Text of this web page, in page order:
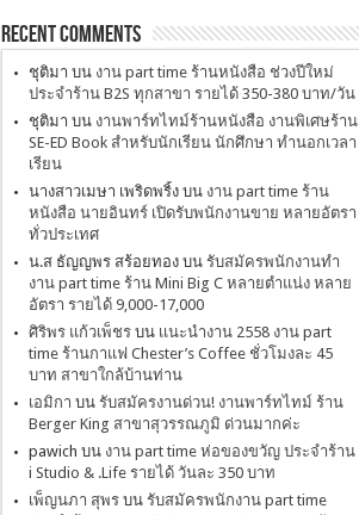
Recent Comments
ชุติมา บน งาน part time ร้านหนังสือ ช่วงปีใหม่
ประจำร้าน B2S ทุกสาขา รายได้ 350-380 บาท/วัน
ชุติมา บน งานพาร์ทไทม์ร้านหนังสือ งานพิเศษร้าน
SE-ED Book สำหรับนักเรียน นักศึกษา ทำนอกเวลา
เรียน
นางสาวเมษา เพริดพริ้งบน งาน part time ร้าน
หนังสือ นายอินทร์ เปิดรับพนักงานขาย หลายอัตรา
ทั่วประเทศ
น.ส ธัญญพร สร้อยทองบน รับสมัครพนักงานทำ
งาน part time ร้าน Mini Big C หลายตำแน่ง หลาย
อัตรา รายได้ 9,000-17,000
ศิริพร แก้วเพ็ชรบน เเนะนำงาน 2558 งาน part
time ร้านกาแฟ Chester’s Coffee ชั่วโมงละ 45
บาท สาขาใกล้บ้านท่าน
เอมิกา บน รับสมัครงานด่วน! งานพาร์ทไทม์ ร้าน
Berger King สาขาสุวรรณภูมิ ด่วนมากค่ะ
pawich บน งาน part time ห่อของขวัญ ประจำร้าน
i Studio & .Life รายได้ วันละ 350 บาท
เพ็ญนภา สุพรบน รับสมัครพนักงาน part time